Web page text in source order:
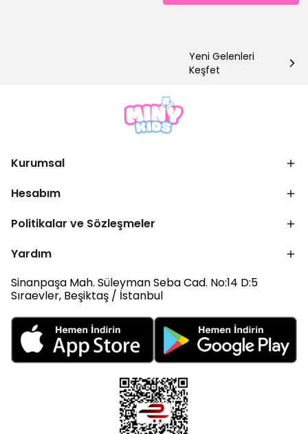
Yeni Gelenleri
Keşfet
Kurumsal
Hesabım
Politikalar ve Sözleşmeler
Yardım
Sinanpaşa Mah. Süleyman Seba Cad. No:14 D:5
Sıraevler, Beşiktaş / İstanbul